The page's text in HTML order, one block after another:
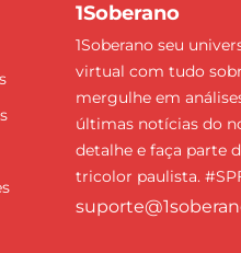
1Soberano
1Soberano seu
virtual com tudo
mergulhe em
últimas notícias do
detalhe e faça parte
tricolor paulista.